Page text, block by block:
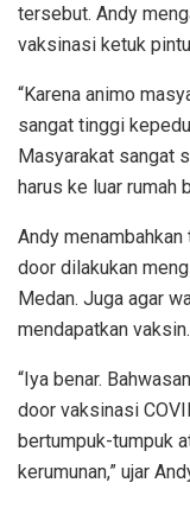
tersebut. Andy
vaksinasi ketuk
“Karena animo
sangat tinggi
Masyarakat sangat
harus ke luar rumah
Andy
door dilakukan
Medan. Juga agar
mendapatkan vaksin.
“Iya benar.
door vaksinasi
bertumpuk-tumpuk
kerumunan,” ujar